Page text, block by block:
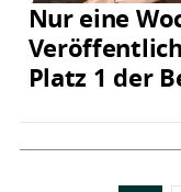
Nur eine
Platz 1 der